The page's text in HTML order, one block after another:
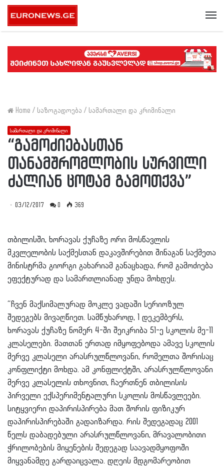
Home / საზოგადოება / სამართალი და კრიმინალი
სამართალი და კრიმინალი
“გამოძიებასთან
თანამშრომლობის სურვილი
ძალიან ცოტამ გამოთქვა”
03/12/2017 0 369
თბილისში, ხორავას ქუჩაზე ორი მოსწავლის
მკვლელობის საქმესთან დაკავშირებით შინაგან საქმეთა
მინისტრმა გიორგი გახარიამ განაცხადა, რომ გამოძიება
ეფექტურად და სამართლიანად უნდა მოხდეს.
“ჩვენ მაქსიმალურად მოკლე ვადაში სერიოზულ
შედეგებს მივაღწიეთ. სამწუხაროდ, 1 დეკემბერს,
ხორავას ქუჩაზე ნომერ 4-ში შეიკრიბა 51-ე სკოლის მე-11
კლასელები. მათთან ერთად იმყოფებოდა ამავე სკოლის
მერვე კლასელი არასრულწლოვანი, რომელთა შორისაც
კონფლიქტი მოხდა. ამ კონფლიქტში, არასრულწლოვანი
მერვე კლასელის თხოვნით, ჩაერთნენ თბილისის
პირველი ექსპერიმენტალური სკოლის მოსწავლეები.
სიტყვიერი დაპირისპირება მათ შორის ფიზიკურ
დაპირისპირებაში გადაიზარდა. რის შედეგადაც 2001
წელს დაბადებული არასრულწლოვანი, მრავალობითი
ჭრილობების მიყენების შედეგად საავადმყოფოში
მიყვანამდე გარდაიცვალა. დღეის მდგომარეობით